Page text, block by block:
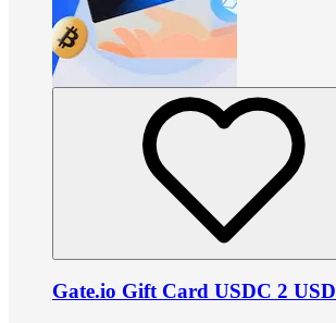
Gate.io Gift Card USDC 2 USD